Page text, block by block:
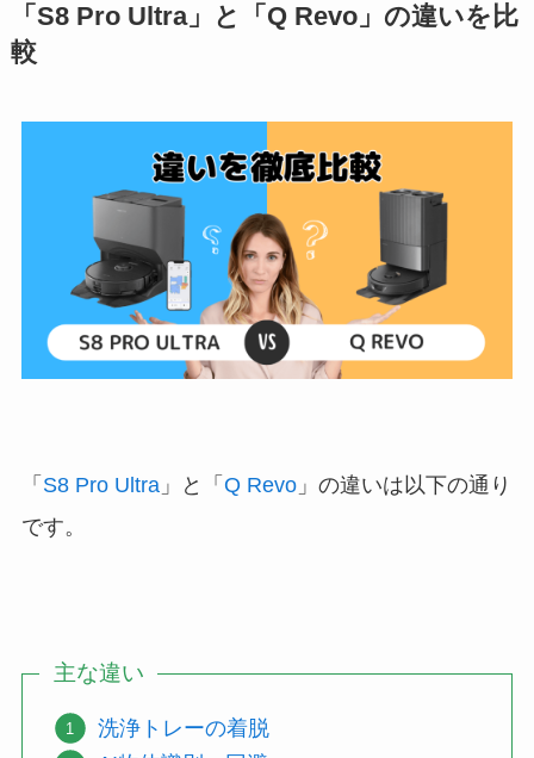
「 S8 Pro Ultra」と「Q Revo」の違いを比
較
「 S8 Pro Ultra」と「 Q Revo」の違いは以下の通り
です。
主な違い
洗浄トレーの着脱